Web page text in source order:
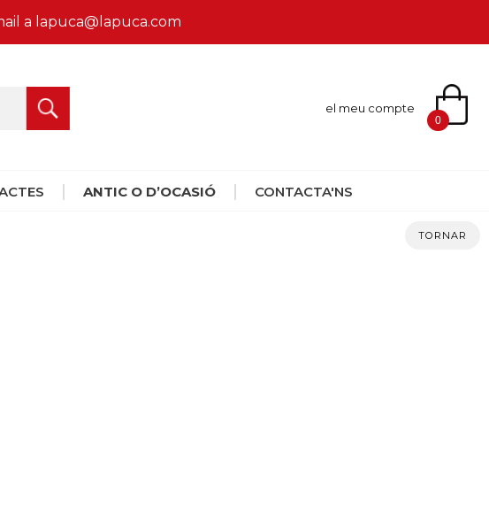
a lapuca@lapuca.com
el meu compte
0
ANTIC O D’OCASIÓ CONTACTA'NS
TORNAR